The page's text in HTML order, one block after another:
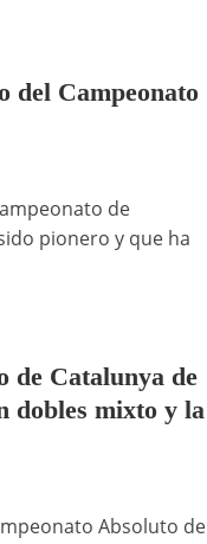
del Campeonato
de
pionero y que ha
de Catalunya de
dobles mixto y la
Absoluto de